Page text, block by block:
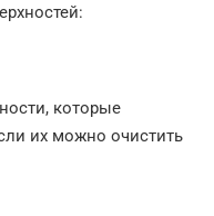
которые
их можно очистить